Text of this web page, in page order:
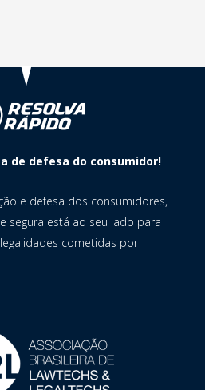
de defesa do consumidor!
e defesa dos consumidores,
segura está ao seu lado para
cometidas por